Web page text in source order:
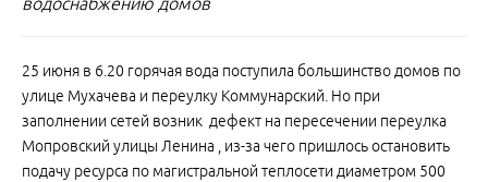
25 июня в 6.20 горячая вода поступила большинство домов по
улице Мухачева и переулку Коммунарский. Но при
заполнении сетей возник дефект на пересечении переулка
Мопровский улицы Ленина , из-за чего пришлось остановить
подачу ресурса по магистральной теплосети диаметром 500